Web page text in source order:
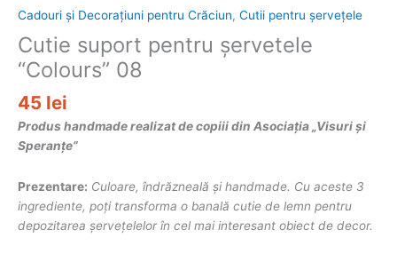
Cadouri și Decorațiuni pentru Crăciun, Cutii pentru șervețele
Cutie suport pentru șervetele
“Colours” 08
45 lei
Produs handmade realizat de copiii din Asociația „Visuri și
Speranțe”
Prezentare: Culoare, îndrăzneală și handmade. Cu aceste 3
ingrediente, poți transforma o banală cutie de lemn pentru
depozitarea șervețelelor în cel mai interesant obiect de decor.